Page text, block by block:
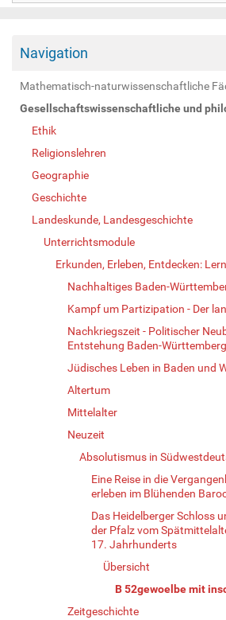
Navigation
Mathematisch-naturwissenschaftliche
Gesellschaftswissenschaftliche und
Ethik
Religionslehren
Geographie
Geschichte
Landeskunde, Landesgeschichte
Unterrichtsmodule
Erkunden, Erleben, Entdecken:
Nachhaltiges Baden-
Kampf um Partizipation - Der
Nachkriegszeit - Politischer
Entstehung Baden-
Jüdisches Leben in Baden und
Altertum
Mittelalter
Neuzeit
Absolutismus in
Eine Reise in die
erleben im Blühenden
Das Heidelberger Schloss
der Pfalz vom
17. Jahrhunderts
Übersicht
B 52gewoelbe mit
Zeitgeschichte